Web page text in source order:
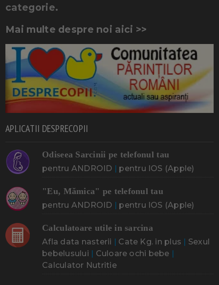
categorie.
Mai multe despre noi aici >>
APLICATII DESPRECOPII
Odiseea Sarcinii pe telefonul tau
pentru ANDROID | pentru IOS (Apple)
"Eu, Mămica" pe telefonul tau
pentru ANDROID | pentru IOS (Apple)
Calculatoare utile in sarcina
Afla data nasterii | Cate Kg. in plus | Sexul
bebelusului | Culoare ochi bebe |
Calculator Nutritie